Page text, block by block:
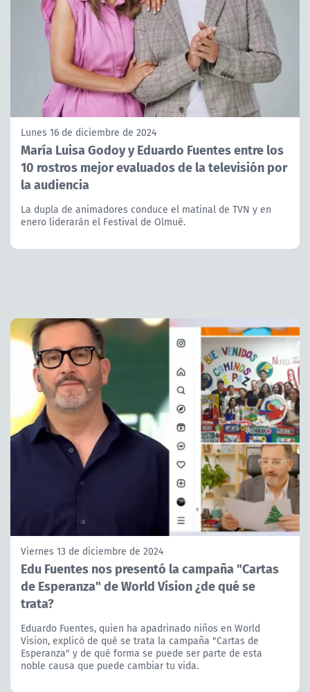
Lunes 16 de diciembre de 2024
María Luisa Godoy y Eduardo Fuentes entre los
10 rostros mejor evaluados de la televisión por
la audiencia
La dupla de animadores conduce el matinal de TVN y en
enero liderarán el Festival de Olmué.
Viernes 13 de diciembre de 2024
Edu Fuentes nos presentó la campaña "Cartas
de Esperanza" de World Vision ¿de qué se
trata?
Eduardo Fuentes, quien ha apadrinado niños en World
Vision, explicó de qué se trata la campaña "Cartas de
Esperanza" y de qué forma se puede ser parte de esta
noble causa que puede cambiar tu vida.